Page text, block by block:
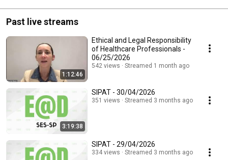
Past live streams
1:12:46
Ethical and Legal Responsibility
of Healthcare Professionals -
06/25/2026
542 views Streamed 1 month ago
3:19:38
SIPAT - 30/04/2026
351 views Streamed 3 months ago
SIPAT - 29/04/2026
334 views Streamed 3 months ago